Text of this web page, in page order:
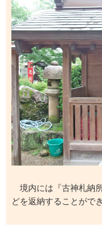
境内には『古神札納
どを返納することができ